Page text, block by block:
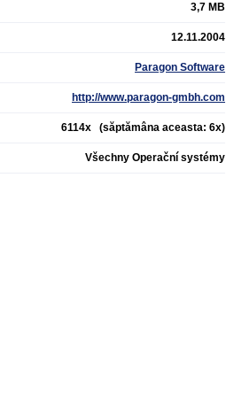
3,7 MB
12.11.2004
Paragon Software
http://www.paragon-gmbh.com
6114x (săptămâna aceasta: 6x)
Všechny Operační systémy